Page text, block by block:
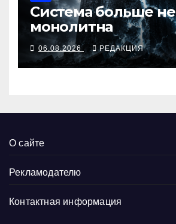
Система больше не
монолитна
06.08.2026 РЕДАКЦИЯ
О сайте
Рекламодателю
Контактная информация